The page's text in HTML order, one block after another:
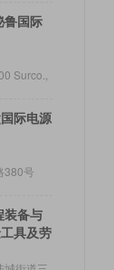
鲁国际
Surco.,
际电源
380号
装备与
具及劳